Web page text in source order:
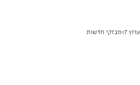
ערוץ 7 מבזקי חדשות